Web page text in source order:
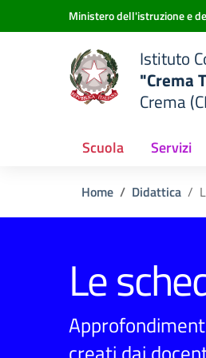
Vai ai contenuti
Vai al menu di navigazione
Ministero dell'istruzione e
Istituto
"Crema
Crema
Scuola Servizi
Home Didattica
Le